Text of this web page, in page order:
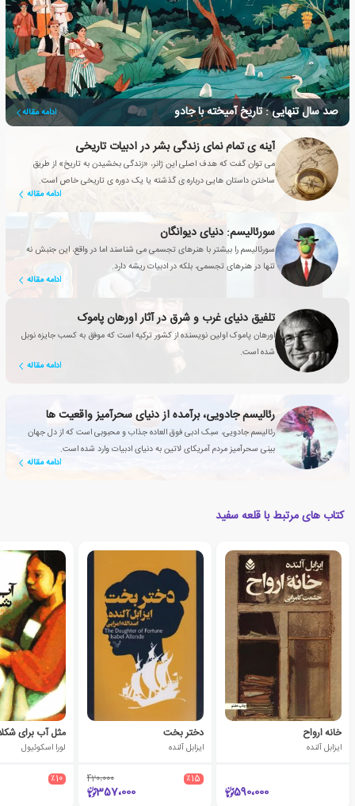
صد سال تنهایی : تاریخ آمیخته با جادو ادامه مقاله
آینه ی تمام نمای زندگی بشر در ادبیات تاریخی
می توان گفت که هدف اصلی این ژانر، «زندگی بخشیدن به تاریخ» از طریق
ساختن داستان هایی درباره ی گذشته یا یک دوره ی تاریخی خاص است.
ادامه مقاله
سورئالیسم: دنیای دیوانگان
سورئالیسم را بیشتر با هنرهای تجسمی می شناسند اما در واقع، این جنبش نه
تنها در هنرهای تجسمی، بلکه در ادبیات ریشه دارد.
ادامه مقاله
تلفیق دنیای غرب و شرق در آثار اورهان پاموک
اورهان پاموک اولین نویسنده از کشور ترکیه است که موفق به کسب جایزه نوبل
شده است.
ادامه مقاله
رئالیسم جادویی، برآمده از دنیای سحرآمیز واقعیت ها
رئالیسم جادویی، سبک ادبی فوق العاده جذاب و محبوبی است که از دل جهان
بینی سحرآمیز مردم آمریکای لاتین به دنیای ادبیات وارد شده است.
ادامه مقاله
کتاب های مرتبط با قلعه سفید
خانه ارواح
ایزابل آلنده
590،000
دختر بخت
ایزابل آلنده
٪15 420،000
357،000
مثل آب برای
لورا اسکوئیول
٪10